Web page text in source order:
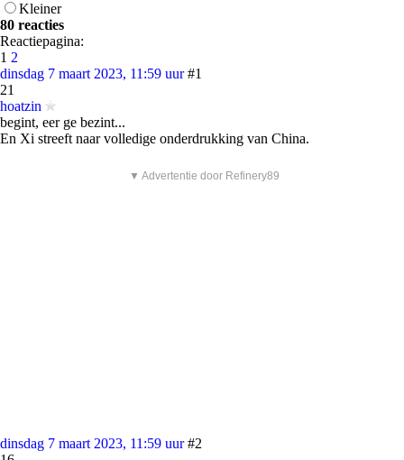
Kleiner
80 reacties
Reactiepagina:
1 2
dinsdag 7 maart 2023, 11:59 uur #1
21
hoatzin
begint, eer ge bezint...
En Xi streeft naar volledige onderdrukking van China.
▼ Advertentie door Refinery89
dinsdag 7 maart 2023, 11:59 uur #2